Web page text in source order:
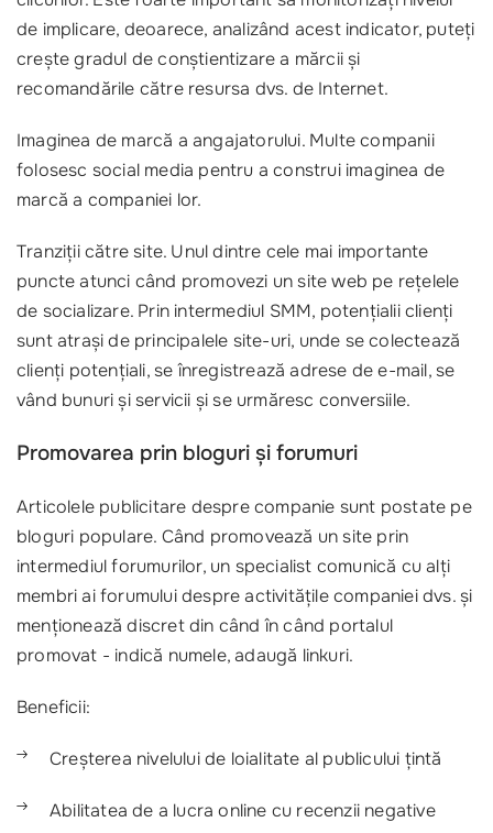
de implicare, deoarece, analizând acest indicator, puteți
crește gradul de conștientizare a mărcii și
recomandările către resursa dvs. de Internet.
Imaginea de marcă a angajatorului. Multe companii
folosesc social media pentru a construi imaginea de
marcă a companiei lor.
Tranziții către site. Unul dintre cele mai importante
puncte atunci când promovezi un site web pe rețelele
de socializare. Prin intermediul SMM, potențialii clienți
sunt atrași de principalele site-uri, unde se colectează
clienți potențiali, se înregistrează adrese de e-mail, se
vând bunuri și servicii și se urmăresc conversiile.
Promovarea prin bloguri și forumuri
Articolele publicitare despre companie sunt postate pe
bloguri populare. Când promovează un site prin
intermediul forumurilor, un specialist comunică cu alți
membri ai forumului despre activitățile companiei dvs. și
menționează discret din când în când portalul
promovat - indică numele, adaugă linkuri.
Beneficii:
Creșterea nivelului de loialitate al publicului țintă
Abilitatea de a lucra online cu recenzii negative